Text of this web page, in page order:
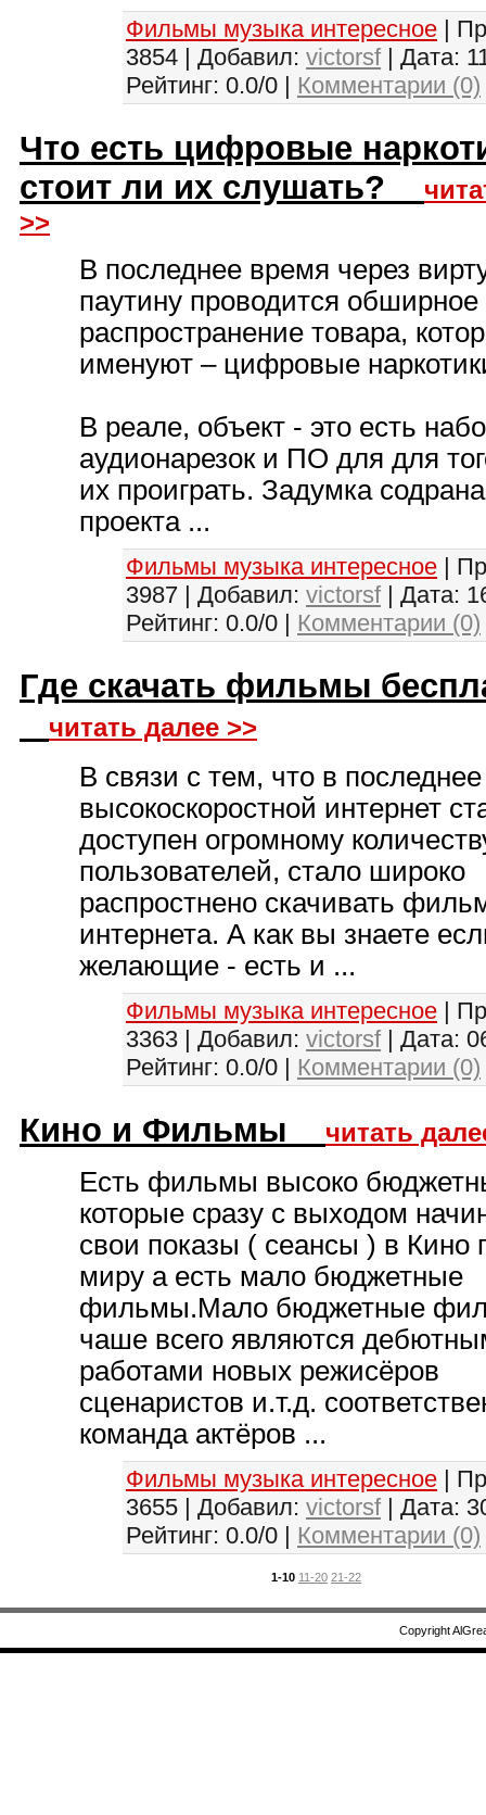
Фильмы музыка интересное |
3854 | Добавил: victorsf | Дата:
Рейтинг: 0.0/0 | Комментарии (0)
Что есть цифровые
стоит ли их слушать?
>>
В последнее время через
паутину проводится обширное
распространение товара,
именуют – цифровые
В реале, объект - это есть
аудионарезок и ПО для для
их проиграть. Задумка
проекта ...
Фильмы музыка интересное |
3987 | Добавил: victorsf | Дата:
Рейтинг: 0.0/0 | Комментарии (0)
Где скачать фильмы
читать далее >>
В связи с тем, что в
высокоскоростной интернет
доступен огромному
пользователей, стало широко
распростнено скачивать
интернета. А как вы знаете
желающие - есть и ...
Фильмы музыка интересное |
3363 | Добавил: victorsf | Дата:
Рейтинг: 0.0/0 | Комментарии (0)
Кино и Фильмы читать
Есть фильмы высоко
которые сразу с выходом
свои показы ( сеансы ) в Кино
миру а есть мало бюджетные
фильмы.Мало бюджетные
чаше всего являются
работами новых режисёров
сценаристов и.т.д.
команда актёров ...
Фильмы музыка интересное |
3655 | Добавил: victorsf | Дата:
Рейтинг: 0.0/0 | Комментарии (0)
1-10 11-20 21-22
Copyright